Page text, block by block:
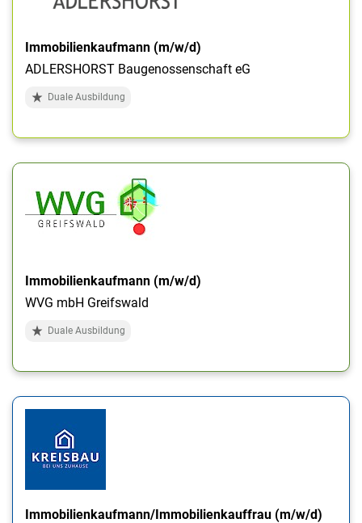
Immobilienkaufmann (m/w/d)
ADLERSHORST Baugenossenschaft eG
Duale Ausbildung
Immobilienkaufmann (m/w/d)
WVG mbH Greifswald
Duale Ausbildung
Immobilienkaufmann/Immobilienkauffrau (m/w/d)